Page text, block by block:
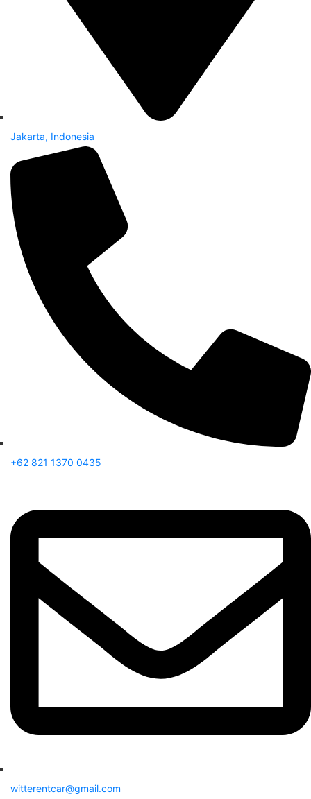
Jakarta, Indonesia
+62 821 1370 0435
witterentcar@gmail.com